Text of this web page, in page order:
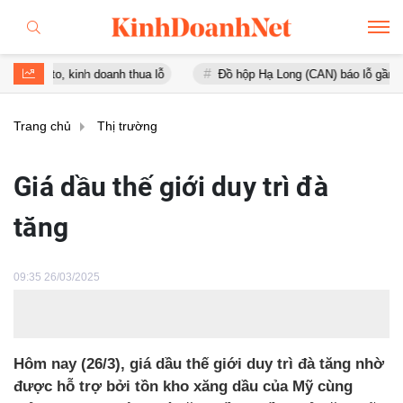
kinh doanh thua lỗ Đồ hộp Hạ Long (CAN) báo lỗ gần 16 tỷ
Trang chủ Thị trường
Giá dầu thế giới duy trì đà
tăng
09:35 26/03/2025
Hôm nay (26/3), giá dầu thế giới duy trì đà tăng nhờ
được hỗ trợ bởi tồn kho xăng dầu của Mỹ cùng